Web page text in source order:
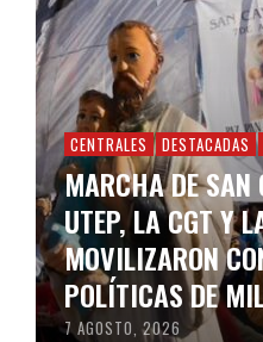
CENTRALES DESTACADAS
MARCHA DE SAN
UTEP, LA CGT Y
MOVILIZARON
POLÍTICAS DE
7 AGOSTO, 2026